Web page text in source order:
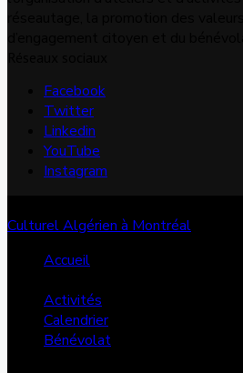
Facebook
Twitter
Linkedin
YouTube
Instagram
Culturel Algérien à Montréal
Accueil
Activités
Calendrier
Bénévolat